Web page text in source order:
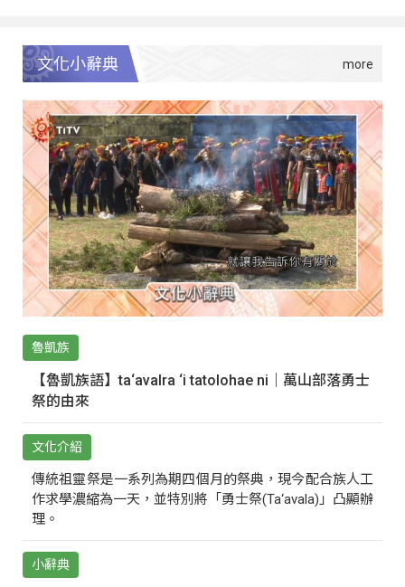
文化小辭典
魯凱族
【魯凱族語】ta‘avalra ‘i tatolohae ni｜萬山部落勇士
祭的由來
文化介紹
傳統祖靈祭是一系列為期四個月的祭典，現今配合族人工
作求學濃縮為一天，並特別將「勇士祭(Ta‘avala)」凸顯辦
理。
小辭典